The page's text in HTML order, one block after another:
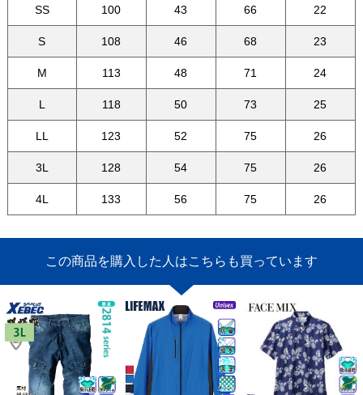
SS 100 43 66 22
S 108 46 68 23
M 113 48 71 24
L 118 50 73 25
LL 123 52 75 26
3L 128 54 75 26
4L 133 56 75 26
この商品を購入した人はこちらも買っています